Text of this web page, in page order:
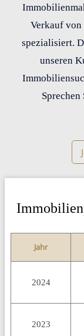
Verkauf
spezialisiert.
unseren
Sprechen
Jahr
2024
2023